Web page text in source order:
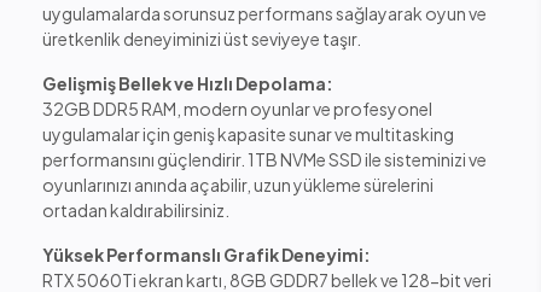
uygulamalarda sorunsuz performans sağlayarak oyun ve
üretkenlik deneyiminizi üst seviyeye taşır.
Gelişmiş Bellek ve Hızlı Depolama:
32GB DDR5 RAM, modern oyunlar ve profesyonel
uygulamalar için geniş kapasite sunar ve multitasking
performansını güçlendirir. 1TB NVMe SSD ile sisteminizi ve
oyunlarınızı anında açabilir, uzun yükleme sürelerini
ortadan kaldırabilirsiniz.
Yüksek Performanslı Grafik Deneyimi:
RTX 5060Ti ekran kartı, 8GB GDDR7 bellek ve 128-bit veri